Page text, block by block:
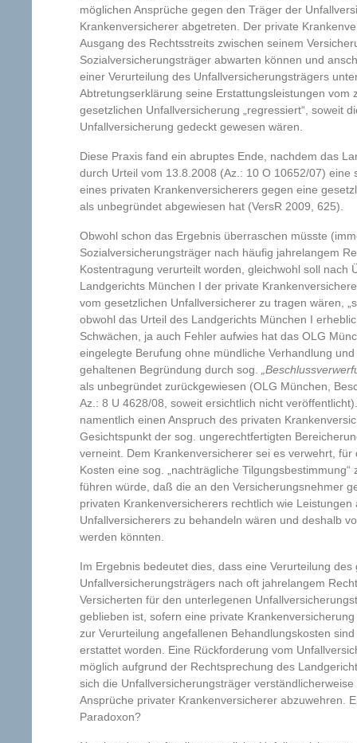
möglichen Ansprüche gegen den Träger der
Krankenversicherer abgetreten. Der private
Ausgang des Rechtsstreits zwischen seinem
Sozialversicherungsträger abwarten können und
einer Verurteilung des Unfallversicherungsträgers
Abtretungserklärung seine Erstattungsleistungen vom
gesetzlichen Unfallversicherung „regressiert“, soweit
Unfallversicherung gedeckt gewesen wären.
Diese Praxis fand ein abruptes Ende, nachdem das
durch Urteil vom 13.8.2008 (Az.: 10 O 10652/07) eine
eines privaten Krankenversicherers gegen eine
als unbegründet abgewiesen hat (VersR 2009, 625).
Obwohl schon das Ergebnis überraschen müsste
Sozialversicherungsträger nach häufig jahrelangem
Kostentragung verurteilt worden, gleichwohl soll nach
Landgerichts München I der private
vom gesetzlichen Unfallversicherer zu tragen wären,
obwohl das Urteil des Landgerichts München I
Schwächen, ja auch Fehler aufwies hat das OLG
eingelegte Berufung ohne mündliche Verhandlung
gehaltenen Begründung durch sog.
als unbegründet zurückgewiesen (OLG München,
Az.: 8 U 4628/08, soweit ersichtlich nicht
namentlich einen Anspruch des privaten
Gesichtspunkt der sog. ungerechtfertigten
verneint. Dem Krankenversicherer sei es verwehrt,
Kosten eine sog. „nachträgliche
führen würde, daß die an den Versicherungsnehmer
privaten Krankenversicherers rechtlich wie Leistungen
Unfallversicherers zu behandeln wären und deshalb
werden könnten.
Im Ergebnis bedeutet dies, dass eine Verurteilung des
Unfallversicherungsträgers nach oft jahrelangem
Versicherten für den unterlegenen
geblieben ist, sofern eine private
zur Verurteilung angefallenen Behandlungskosten
erstattet worden. Eine Rückforderung vom
möglich aufgrund der Rechtsprechung des
sich die Unfallversicherungsträger
Ansprüche privater Krankenversicherer abzuwehren.
Paradoxon?